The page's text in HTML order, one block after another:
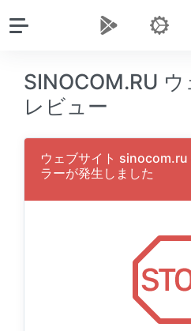
SINOCOM.RU
レビュー
ウェブサイト sinocom.ru
ラーが発生しました